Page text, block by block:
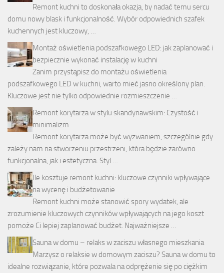
Remont kuchni to doskonała okazja, by nadać temu sercu
domu nowy blask i funkcjonalność. Wybór odpowiednich szafek
kuchennych jest kluczowy, …
Montaż oświetlenia podszafkowego LED: jak zaplanować i
bezpiecznie wykonać instalację w kuchni
Zanim przystąpisz do montażu oświetlenia
podszafkowego LED w kuchni, warto mieć jasno określony plan.
Kluczowe jest nie tylko odpowiednie rozmieszczenie …
Remont korytarza w stylu skandynawskim: Czystość i
minimalizm
Remont korytarza może być wyzwaniem, szczególnie gdy
zależy nam na stworzeniu przestrzeni, która będzie zarówno
funkcjonalna, jak i estetyczna. Styl …
Ile kosztuje remont kuchni: kluczowe czynniki wpływające
na wycenę i budżetowanie
Remont kuchni może stanowić spory wydatek, ale
zrozumienie kluczowych czynników wpływających na jego koszt
pomoże Ci lepiej zaplanować budżet. Najważniejsze …
Sauna w domu – relaks w zaciszu własnego mieszkania
Marzysz o relaksie w domowym zaciszu? Sauna w domu to
idealne rozwiązanie, które pozwala na odprężenie się po ciężkim